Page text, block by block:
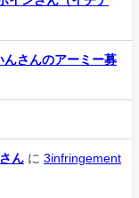
さんのアーミー募
ん に 3infringement